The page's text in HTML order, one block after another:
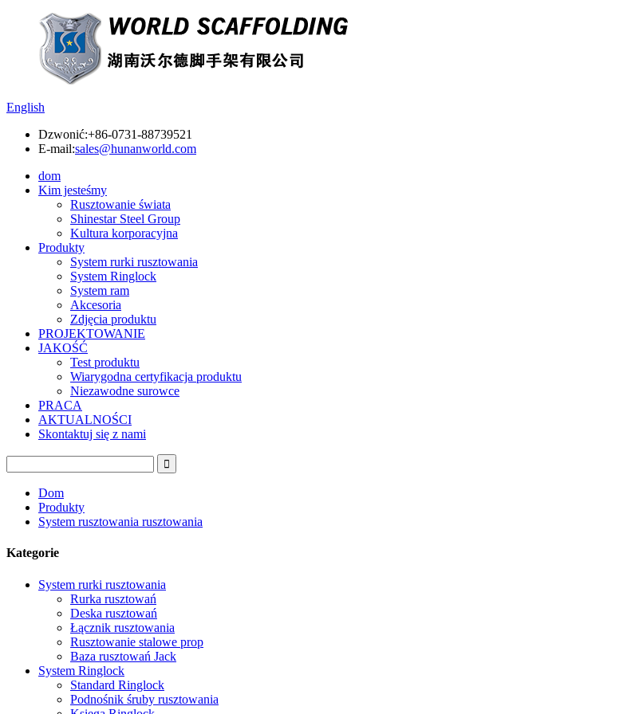
English
Dzwonić:+86-0731-88739521
E-mail:sales@hunanworld.com
dom
Kim jesteśmy
Rusztowanie świata
Shinestar Steel Group
Kultura korporacyjna
Produkty
System rurki rusztowania
System Ringlock
System ram
Akcesoria
Zdjęcia produktu
PROJEKTOWANIE
JAKOŚĆ
Test produktu
Wiarygodna certyfikacja produktu
Niezawodne surowce
PRACA
AKTUALNOŚCI
Skontaktuj się z nami
Dom
Produkty
System rusztowania rusztowania
Kategorie
System rurki rusztowania
Rurka rusztowań
Deska rusztowań
Łącznik rusztowania
Rusztowanie stalowe prop
Baza rusztowań Jack
System Ringlock
Standard Ringlock
Podnośnik śruby rusztowania